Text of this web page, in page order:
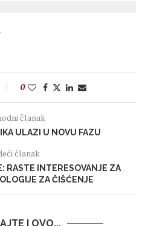
0
članak
ULAZI U NOVU FAZU
članak
RASTE INTERESOVANJE ZA
ZA ČIŠĆENJE
I OVO...